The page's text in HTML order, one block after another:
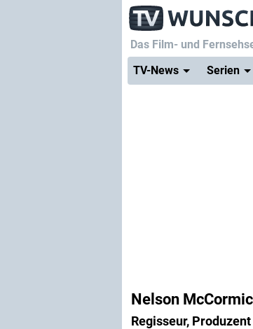
Das Film- und
TV-News
Serien
Nelson
Regisseur,